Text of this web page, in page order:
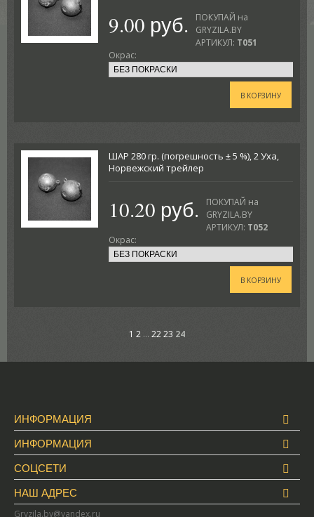
9.00 руб.
ПОКУПАЙ на
GRYZILA.BY
АРТИКУЛ: T051
Окрас:
В КОРЗИНУ
ШАР 280 гр. (погрешность ± 5 %), 2 Уха,
Норвежский трейлер
10.20 руб.
ПОКУПАЙ на
GRYZILA.BY
АРТИКУЛ: T052
Окрас:
В КОРЗИНУ
1 2 ... 2223 24
ИНФОРМАЦИЯ
ИНФОРМАЦИЯ
СОЦСЕТИ
НАШ АДРЕС
Gryzila.by@yandex.ru